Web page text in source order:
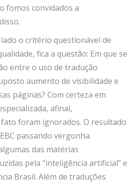
fomos convidados a
o critério questionável de
fica a questão: Em que se
entre o uso de tradução
aumento de visibilidade e
páginas? Com certeza em
afinal,
foram ignorados. O resultado
passando vergonha.
das matérias
pela “inteligência artificial” e
Brasil. Além de traduções